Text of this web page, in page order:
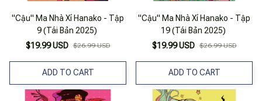
"Cậu" Ma Nhà Xí Hanako - Tập
9 (Tái Bản 2025)
$19.99 USD $26.99 USD
ADD TO CART
"Cậu" Ma Nhà Xí Hanako - Tập
19 (Tái Bản 2025)
$19.99 USD $26.99 USD
ADD TO CART